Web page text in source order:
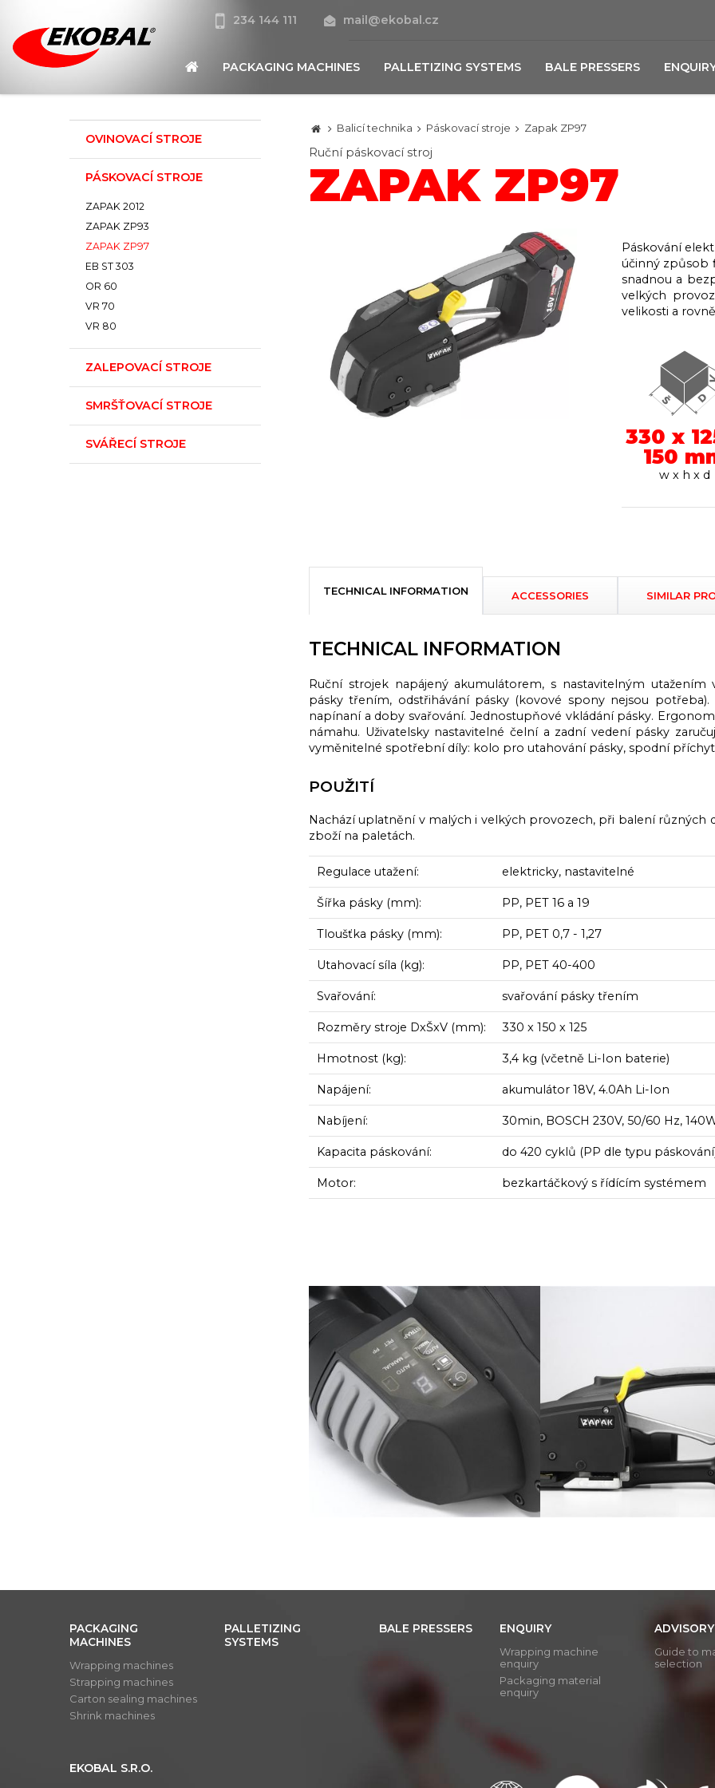
234 144 111 mail@ekobal.cz
PACKAGING MACHINES PALLETIZING SYSTEMS BALE PRESSERS
Balicí technika Páskovací stroje Zapak ZP97
Ruční páskovací stroj
ZAPAK ZP97
Páskování
účinný způsob
snadnou a
velkých
velikosti a
330 x
150
w x h x d
TECHNICAL INFORMATION ACCESSORIES SIMILAR
TECHNICAL INFORMATION
Ruční strojek napájený akumulátorem, s nastavitelným
pásky třením, odstřihávání pásky (kovové spony nejsou
napínaní a doby svařování. Jednostupňové vkládání pásky.
námahu. Uživatelsky nastavitelné čelní a zadní vedení pásky
vyměnitelné spotřební díly: kolo pro utahování pásky, spodní
POUŽITÍ
Nachází uplatnění v malých i velkých provozech, při balení
zboží na paletách.
Regulace utažení: elektricky, nastavitelné
Šířka pásky (mm): PP, PET 16 a 19
Tloušťka pásky (mm): PP, PET 0,7 - 1,27
Utahovací síla (kg): PP, PET 40-400
Svařování: svařování pásky třením
Rozměry stroje DxŠxV (mm): 330 x 150 x 125
Hmotnost (kg): 3,4 kg (včetně Li-Ion baterie)
Napájení: akumulátor 18V, 4.0Ah Li-Ion
Nabíjení: 30min, BOSCH 230V, 50/60 Hz,
Kapacita páskování: do 420 cyklů (PP dle typu
Motor: bezkartáčkový s řídícím systémem
OVINOVACÍ STROJE
PÁSKOVACÍ STROJE
ZAPAK 2012
ZAPAK ZP93
ZAPAK ZP97
EB ST 303
OR 60
VR 70
VR 80
ZALEPOVACÍ STROJE
SMRŠŤOVACÍ STROJE
SVÁŘECÍ STROJE
PACKAGING
MACHINES
Wrapping machines
Strapping machines
Carton sealing machines
Shrink machines
PALLETIZING
SYSTEMS
BALE PRESSERS
ENQUIRY
Wrapping machine
enquiry
Packaging material
enquiry
ADVISORY
Guide to
selection
EKOBAL S.R.O.